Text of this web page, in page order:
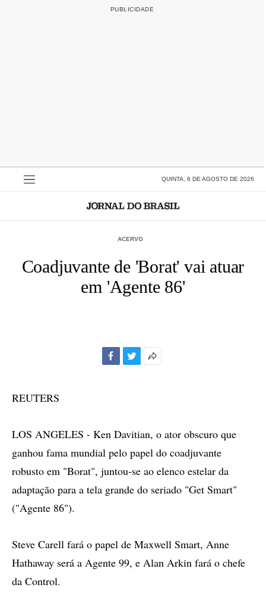
QUINTA, 6 DE AGOSTO DE 2026
ACERVO
Coadjuvante de 'Borat' vai atuar
em 'Agente 86'
REUTERS
LOS ANGELES - Ken Davitian, o ator obscuro que
ganhou fama mundial pelo papel do coadjuvante
robusto em "Borat", juntou-se ao elenco estelar da
adaptação para a tela grande do seriado "Get Smart"
("Agente 86").
Steve Carell fará o papel de Maxwell Smart, Anne
Hathaway será a Agente 99, e Alan Arkin fará o chefe
da Control.